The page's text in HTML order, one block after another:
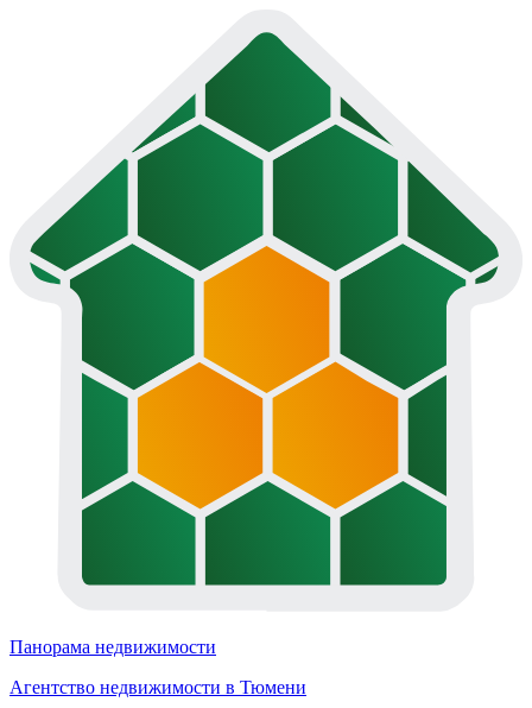
Панорама недвижимости
Агентство недвижимости в Тюмени